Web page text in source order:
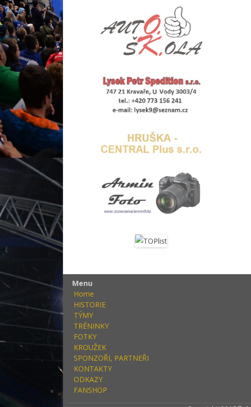
Menu
Home
HISTORIE
TÝMY
TRÉNINKY
FOTKY
KROUŽEK
SPONZOŘI, PARTNEŘI
KONTAKTY
ODKAZY
FANSHOP